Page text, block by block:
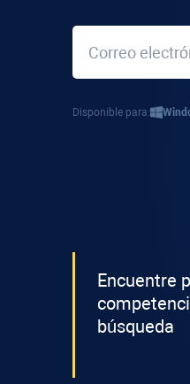
Disponible para:
Encuentre
búsqueda